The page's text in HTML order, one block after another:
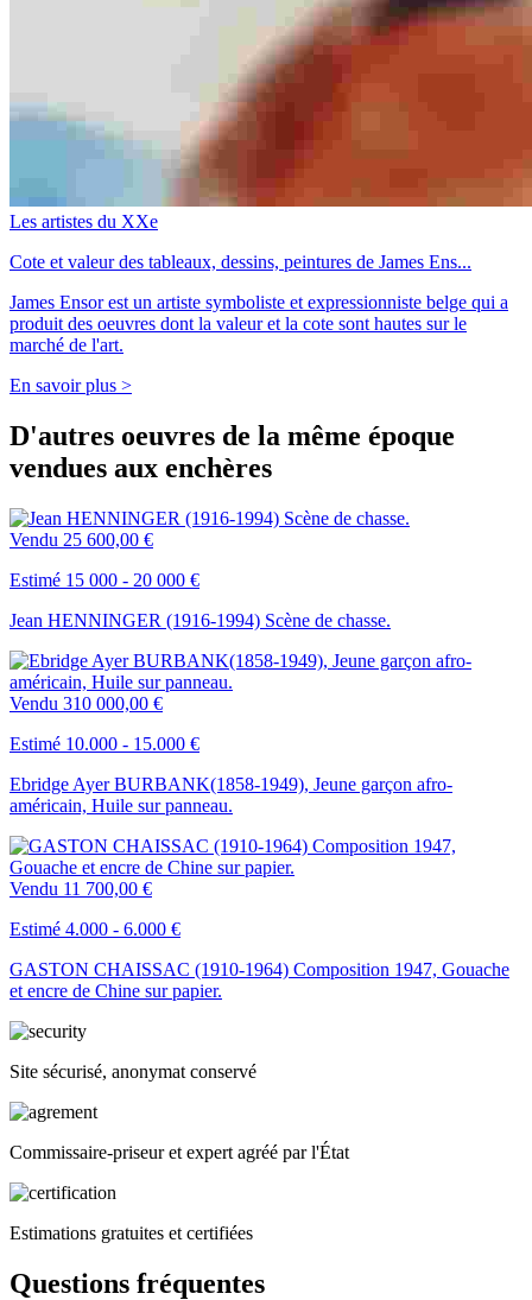
Les artistes du XXe
Cote et valeur des tableaux, dessins, peintures de James Ens...
James Ensor est un artiste symboliste et expressionniste belge qui a
produit des oeuvres dont la valeur et la cote sont hautes sur le
marché de l'art.
En savoir plus >
D'autres oeuvres de la même époque
vendues aux enchères
Vendu 25 600,00 €
Estimé 15 000 - 20 000 €
Jean HENNINGER (1916-1994) Scène de chasse.
Vendu 310 000,00 €
Estimé 10.000 - 15.000 €
Ebridge Ayer BURBANK(1858-1949), Jeune garçon afro-
américain, Huile sur panneau.
Vendu 11 700,00 €
Estimé 4.000 - 6.000 €
GASTON CHAISSAC (1910-1964) Composition 1947, Gouache
et encre de Chine sur papier.
Site sécurisé, anonymat conservé
Commissaire-priseur et expert agréé par l'État
Estimations gratuites et certifiées
Questions fréquentes